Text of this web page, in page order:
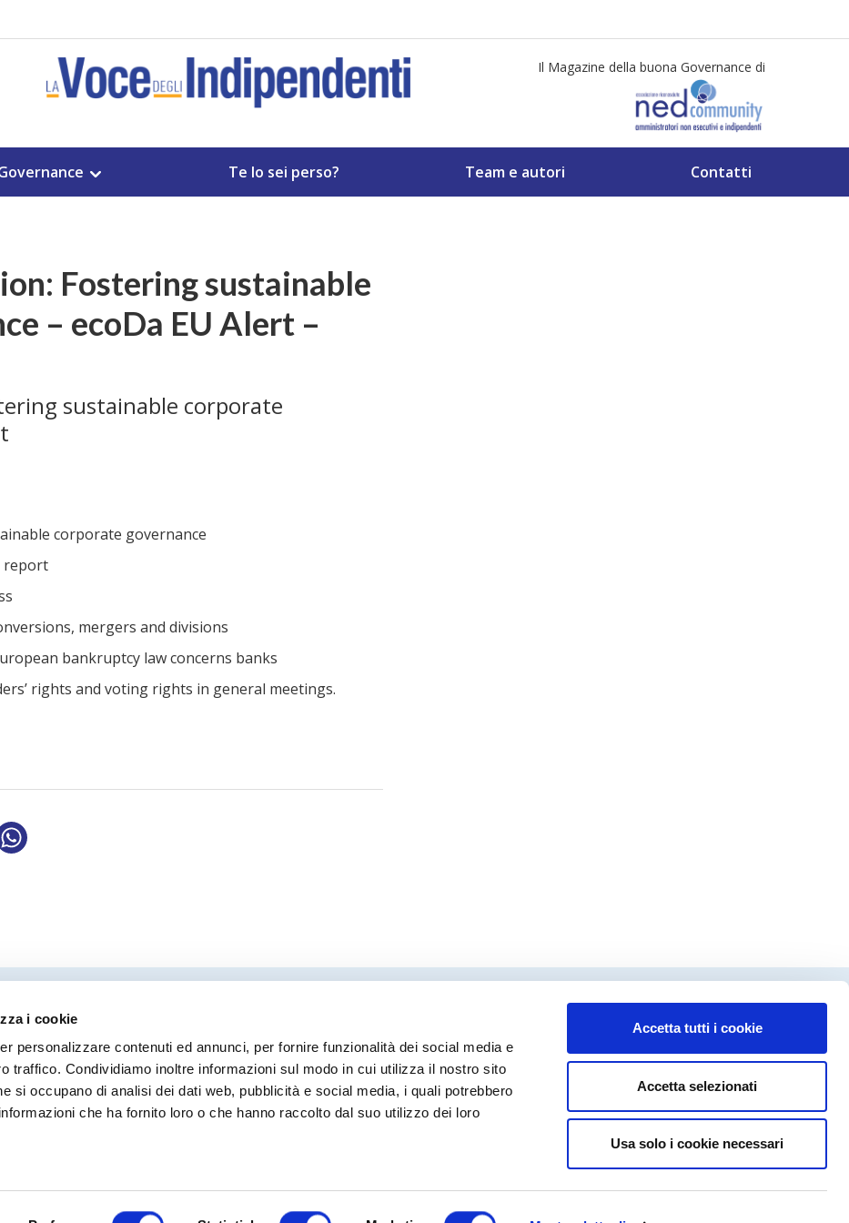
i cookie
personalizzare contenuti ed annunci, per fornire funzionalità dei social media e
traffico. Condividiamo inoltre informazioni sul modo in cui utilizza il nostro sito
si occupano di analisi dei dati web, pubblicità e social media, i quali potrebbero
che ha fornito loro o che hanno raccolto dal suo utilizzo dei loro
Accetta tutti i cookie
Accetta selezionati
Usa solo i cookie necessari
Il Magazine della buona Governance di
Te lo sei perso? Team e autori Contatti
Fostering sustainable
– ecoDa EU Alert –
sustainable corporate
corporate governance
report
mergers and divisions
bankruptcy law concerns banks
rights and voting rights in general meetings.
di
Direttore responsabile
Stefano Modena
Coordinamento editoriale
Monica Fanecco
Ilaria Molinari
Roberto Valguarnera